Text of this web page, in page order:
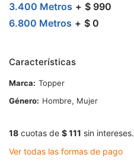
3.400 Metros $ 990
6.800 Metros $ 0
Características
Marca
Topper
Género
Hombre, Mujer
18 cuotas de $ 111 sin intereses.
Ver todas las formas de pago